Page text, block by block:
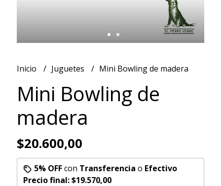
Inicio Juguetes Mini Bowling de madera
Mini Bowling de
madera
$20.600,00
5% OFFcon Transferencia o Efectivo
Precio final:$19.570,00